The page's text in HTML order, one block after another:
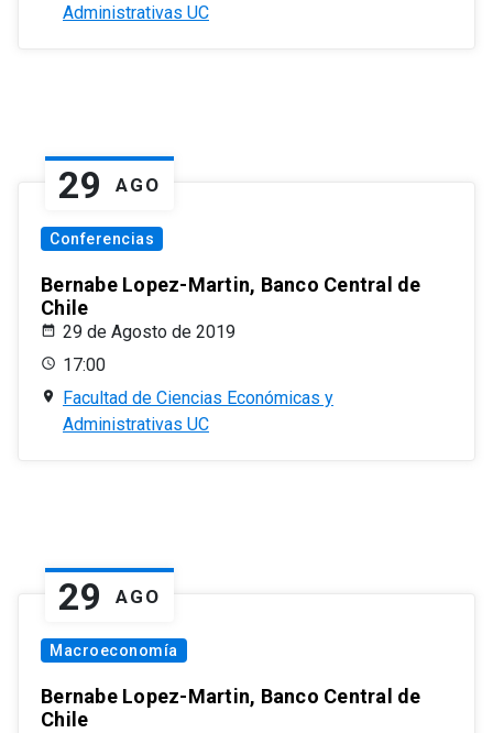
Administrativas UC
29 AGO
Conferencias
Bernabe Lopez-Martin, Banco Central de
Chile
29 de Agosto de 2019
17:00
Facultad de Ciencias Económicas y
Administrativas UC
29 AGO
Macroeconomía
Bernabe Lopez-Martin, Banco Central de
Chile